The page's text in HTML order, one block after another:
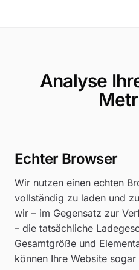
Analyse
Echter Browser
Wir nutzen einen echten
vollständig zu laden und
wir – im Gegensatz zur
– die tatsächliche
Gesamtgröße und
können Ihre Website